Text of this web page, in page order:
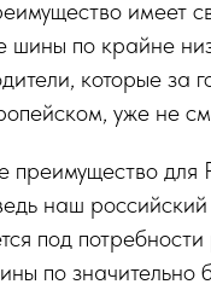
имеет
шины по крайне
которые за
уже не
преимущество
наш
под
по